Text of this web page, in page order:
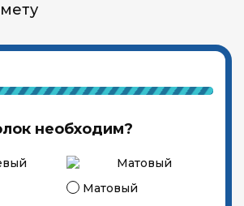
необходим?
Матовый